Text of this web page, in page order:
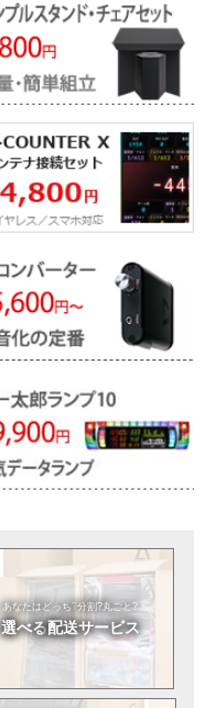
あなたはどっち?分割?丸ごと?
選べる配送サービス